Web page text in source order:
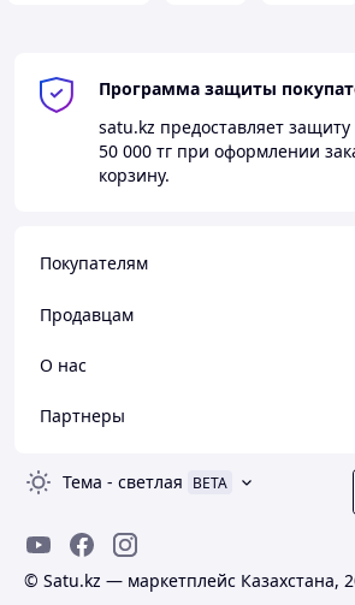
Программа защиты
satu.kz предоставляет защиту
50 000 тг при оформлении
корзину.
Покупателям
Продавцам
О нас
Партнеры
Тема - светлая BETA
© Satu.kz — маркетплейс Казахстана,